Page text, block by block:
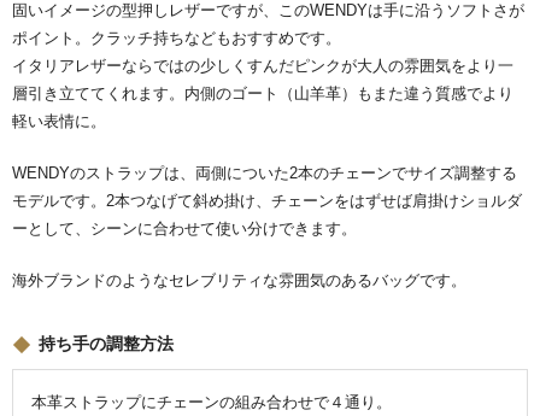
固いイメージの型押しレザーですが、このWENDYは手に沿うソフトさが
ポイント。クラッチ持ちなどもおすすめです。
イタリアレザーならではの少しくすんだピンクが大人の雰囲気をより一
層引き立ててくれます。内側のゴート（山羊革）もまた違う質感でより
軽い表情に。
WENDYのストラップは、両側についた2本のチェーンでサイズ調整する
モデルです。2本つなげて斜め掛け、チェーンをはずせば肩掛けショルダ
ーとして、シーンに合わせて使い分けできます。
海外ブランドのようなセレブリティな雰囲気のあるバッグです。
持ち手の調整方法
本革ストラップにチェーンの組み合わせで４通り。